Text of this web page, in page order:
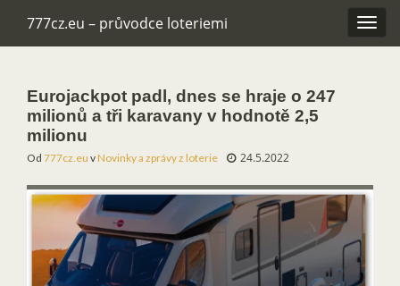
777cz.eu – průvodce loteriemi
Eurojackpot padl, dnes se hraje o 247
milionů a tři karavany v hodnotě 2,5
milionu
Od 777cz.eu vNovinky a zprávy z loterie 24.5.2022